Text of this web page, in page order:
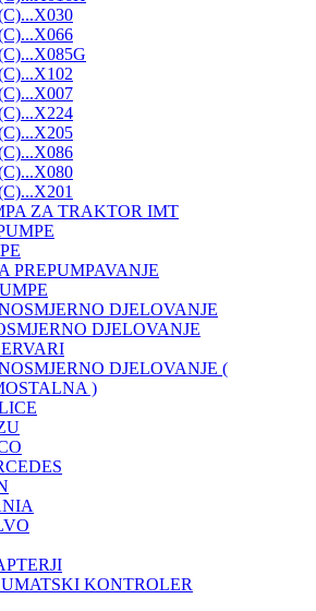
ZA TRAKTOR IMT
PREPUMPAVANJE
DJELOVANJE
DJELOVANJE
DJELOVANJE (
)
KONTROLER